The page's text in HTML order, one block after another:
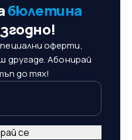
бюлетина
оферти,
другаде. Абонирай
до тях!
се